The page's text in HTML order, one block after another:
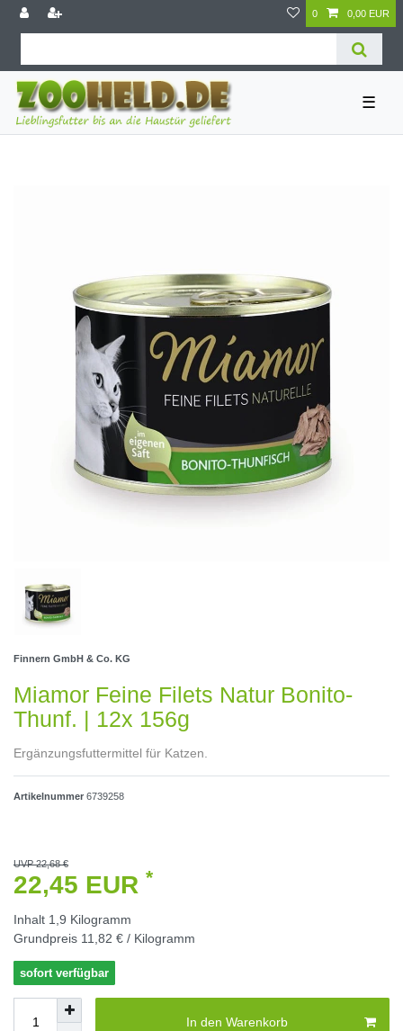
0 0,00 EUR
☰
Finnern GmbH & Co. KG
Miamor Feine Filets Natur Bonito-
Thunf. | 12x 156g
Ergänzungsfuttermittel für Katzen.
Artikelnummer 6739258
UVP 22,68 €
22,45 EUR *
Inhalt 1,9 Kilogramm
Grundpreis 11,82 € / Kilogramm
sofort verfügbar
In den Warenkorb